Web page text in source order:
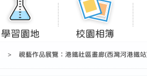
學習園地 校園相簿
> 視藝作品展覽：港鐵社區畫廊(西灣河港鐵